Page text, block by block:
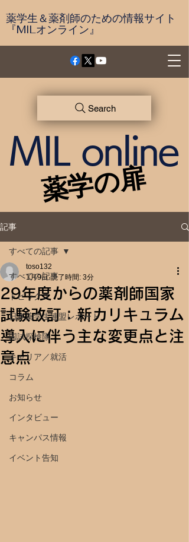
薬学生＆薬剤師のための情報サイト
『MILオンライン』
薬学の扉
薬学の扉
MIL online
Search
記事
すべての記事
トピックス
日本薬学生連盟レポート
国試探検隊
キャリア／就活
コラム
お知らせ
インタビュー
キャンパス情報
イベント告知
すべての記事
29年度からの薬剤師国家
試験改訂：新カリキュラム
導入に伴う主な変更点と注
意点
toso132
1月9日 読了時間: 3分